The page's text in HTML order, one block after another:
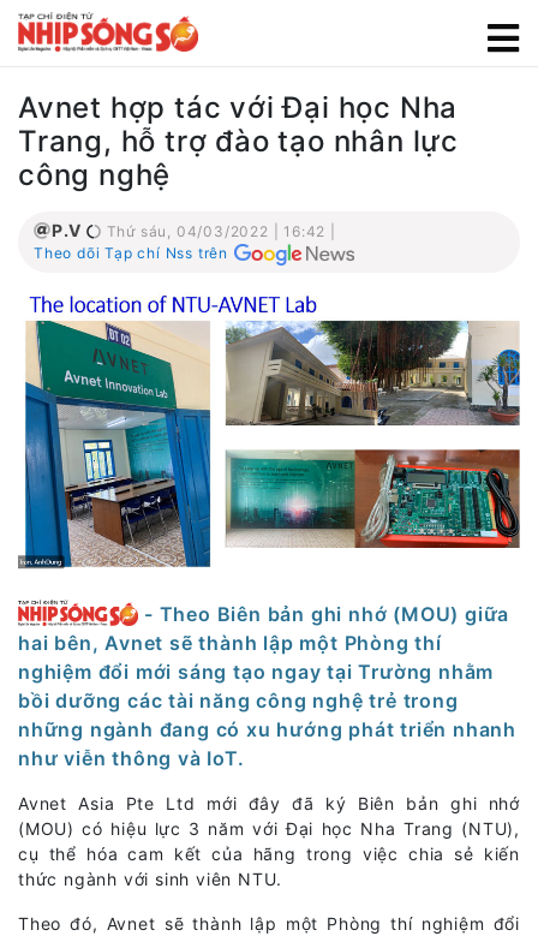
Avnet hợp tác với Đại học Nha
Trang, hỗ trợ đào tạo nhân lực
công nghệ
P.V
Thứ sáu, 04/03/2022 | 16:42 |
Theo dõi Tạp chí Nss trên
- Theo Biên bản ghi nhớ (MOU) giữa
hai bên, Avnet sẽ thành lập một Phòng thí
nghiệm đổi mới sáng tạo ngay tại Trường nhằm
bồi dưỡng các tài năng công nghệ trẻ trong
những ngành đang có xu hướng phát triển nhanh
như viễn thông và IoT.
Avnet Asia Pte Ltd mới đây đã ký Biên bản ghi nhớ
(MOU) có hiệu lực 3 năm với Đại học Nha Trang (NTU),
cụ thể hóa cam kết của hãng trong việc chia sẻ kiến
thức ngành với sinh viên NTU.
Theo đó, Avnet sẽ thành lập một Phòng thí nghiệm đổi